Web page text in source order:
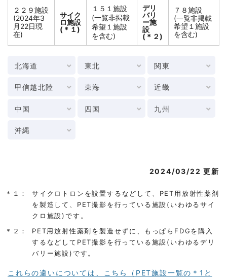
２２９施設
(2024年3
月22日現
在)
サイク
ロ施設
(＊１)
１５１施設
(一覧非掲載
希望１施設
を含む)
デリ
バリ
ー施
設
(＊２)
７８施設
(一覧非掲載
希望１施設
を含む)
北海道 東北 関東
甲信越北陸 東海 近畿
中国 四国 九州
沖縄
2024/03/22 更新
＊１：
サイクロトロンを設置するなどして、PET用放射性薬剤
を製造して、PET撮影を行っている施設(いわゆるサイ
クロ施設)です。
＊２：
PET用放射性薬剤を製造せずに、もっぱらFDGを購入
するなどしてPET撮影を行っている施設(いわゆるデリ
バリー施設)です。
これらの違いについては、こちら（PET施設一覧の＊1と